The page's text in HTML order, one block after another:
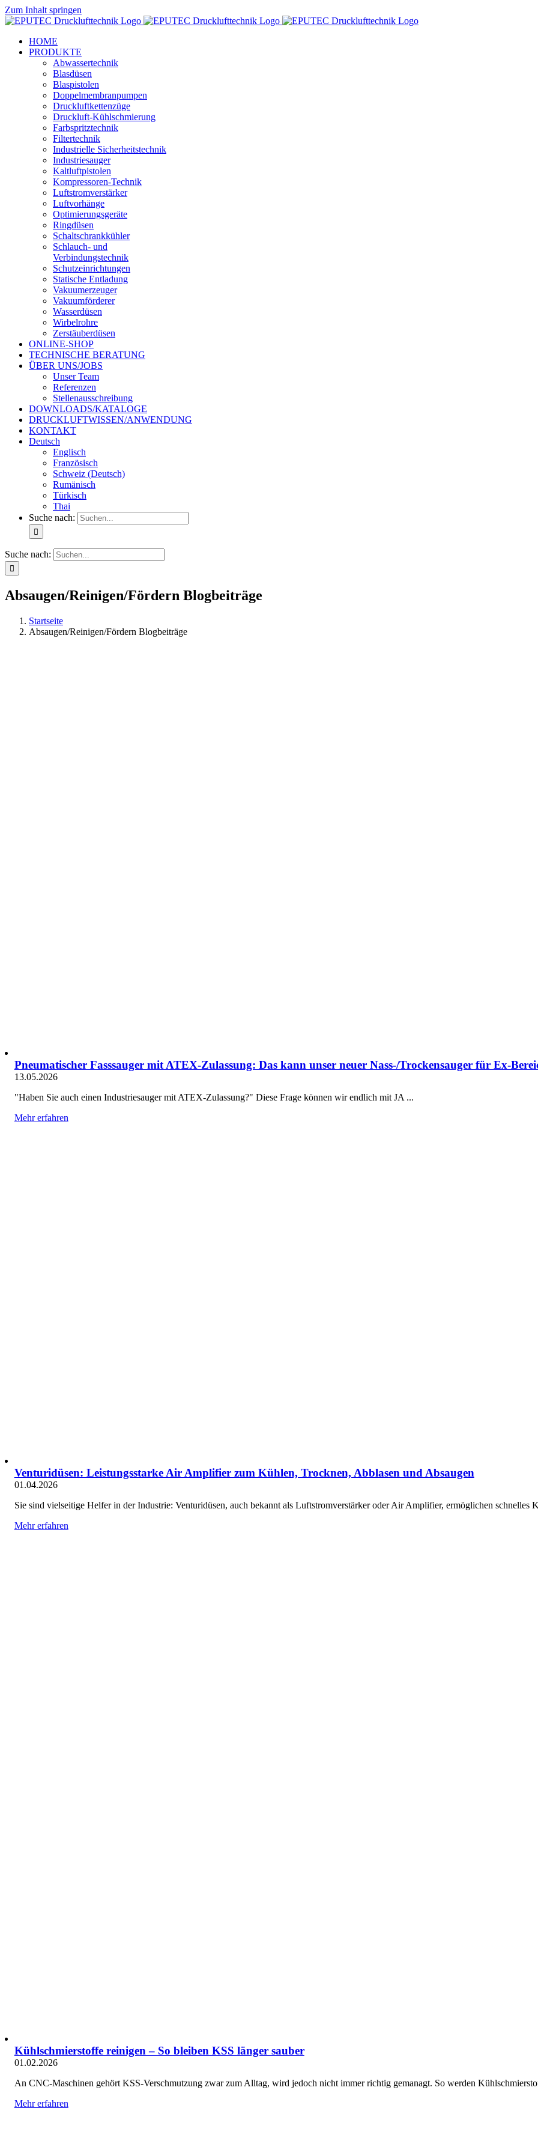
Zum Inhalt springen
HOME
PRODUKTE
Abwassertechnik
Blasdüsen
Blaspistolen
Doppelmembranpumpen
Druckluftkettenzüge
Druckluft-Kühlschmierung
Farbspritztechnik
Filtertechnik
Industrielle Sicherheitstechnik
Industriesauger
Kaltluftpistolen
Kompressoren-Technik
Luftstromverstärker
Luftvorhänge
Optimierungsgeräte
Ringdüsen
Schaltschrankkühler
Schlauch- und
Verbindungstechnik
Schutzeinrichtungen
Statische Entladung
Vakuumerzeuger
Vakuumförderer
Wasserdüsen
Wirbelrohre
Zerstäuberdüsen
ONLINE-SHOP
TECHNISCHE BERATUNG
ÜBER UNS/JOBS
Unser Team
Referenzen
Stellenausschreibung
DOWNLOADS/KATALOGE
DRUCKLUFTWISSEN/ANWENDUNG
KONTAKT
Deutsch
Englisch
Französisch
Schweiz (Deutsch)
Rumänisch
Türkisch
Thai
Suche nach:
Suche nach:
Absaugen/Reinigen/Fördern Blogbeiträge
Startseite
Absaugen/Reinigen/Fördern Blogbeiträge
Pneumatischer Fasssauger mit ATEX-Zulassung: Das kann unser neuer Nass-/Trockensauger für Ex-
13.05.2026
"Haben Sie auch einen Industriesauger mit ATEX-Zulassung?" Diese Frage können wir endlich mit JA ...
Mehr erfahren
Venturidüsen: Leistungsstarke Air Amplifier zum Kühlen, Trocknen, Abblasen und Absaugen
01.04.2026
Sie sind vielseitige Helfer in der Industrie: Venturidüsen, auch bekannt als Luftstromverstärker oder Air Amplifier, ermöglichen schnelles
Mehr erfahren
Kühlschmierstoffe reinigen – So bleiben KSS länger sauber
01.02.2026
An CNC-Maschinen gehört KSS-Verschmutzung zwar zum Alltag, wird jedoch nicht immer richtig gemanagt. So werden
Mehr erfahren